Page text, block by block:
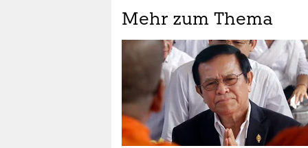
Mehr zum Thema